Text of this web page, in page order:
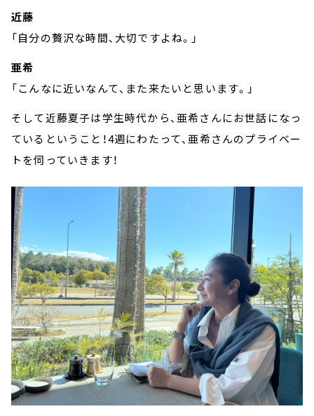
近藤
「自分の贅沢な時間、大切ですよね。」
亜希
「こんなに近いなんて、また来たいと思います。」
そして近藤夏子は学生時代から、亜希さんにお世話になっ
ているということ！4週にわたって、亜希さんのプライベー
トを伺っていきます！